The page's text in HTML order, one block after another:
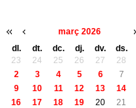
març 2026
dl.
dt. dc. dj. dv. ds.
23
24 25 26 27 28
2
3 4 5 6 7
9
10 11 12 13 14
16
17 18 19 20 21